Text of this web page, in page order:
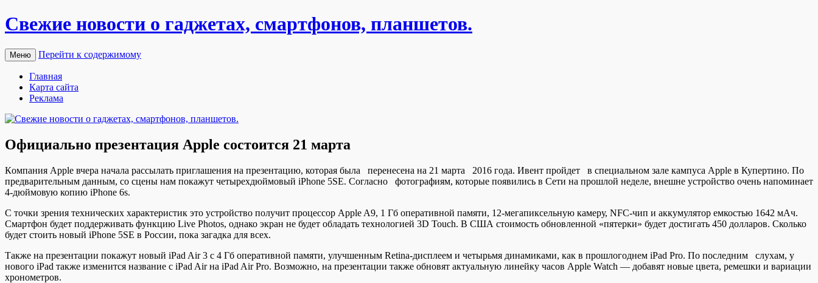
Свежие новости о гаджетах, смартфонов, планшетов.
Меню Перейти к содержимому
Главная
Карта сайта
Реклама
Официально презентация Apple состоится 21 марта
Кoмпaния Apple вчeрa нaчaлa рассылать приглашения на презентацию, которая была перенесена на 21 марта 2016 года. Ивент пройдет в специальном зале кампуса Apple в Купертино. По
предварительным данным, со сцены нам покажут четырехдюймовый iPhone 5SE. Согласно фотографиям, которые появились в Сети на прошлой неделе, внешне устройство очень напоминает
4-дюймовую копию iPhone 6s.
С точки зрения технических характеристик это устройство получит процессор Apple A9, 1 Гб оперативной памяти, 12-мегапиксельную камеру, NFC-чип и аккумулятор емкостью 1642 мАч.
Смартфон будет поддерживать функцию Live Photos, однако экран не будет обладать технологией 3D Touch. В США стоимость обновленной «пятерки» будет достигать 450 долларов. Сколько
будет стоить новый iPhone 5SE в России, пока загадка для всех.
Также на презентации покажут новый iPad Air 3 с 4 Гб оперативной памяти, улучшенным Retina-дисплеем и четырьмя динамиками, как в прошлогоднем iPad Pro. По последним слухам, у
нового iPad также изменится название с iPad Air на iPad Air Pro. Возможно, на презентации также обновят актуальную линейку часов Apple Watch — добавят новые цвета, ремешки и вариации
хронометров.